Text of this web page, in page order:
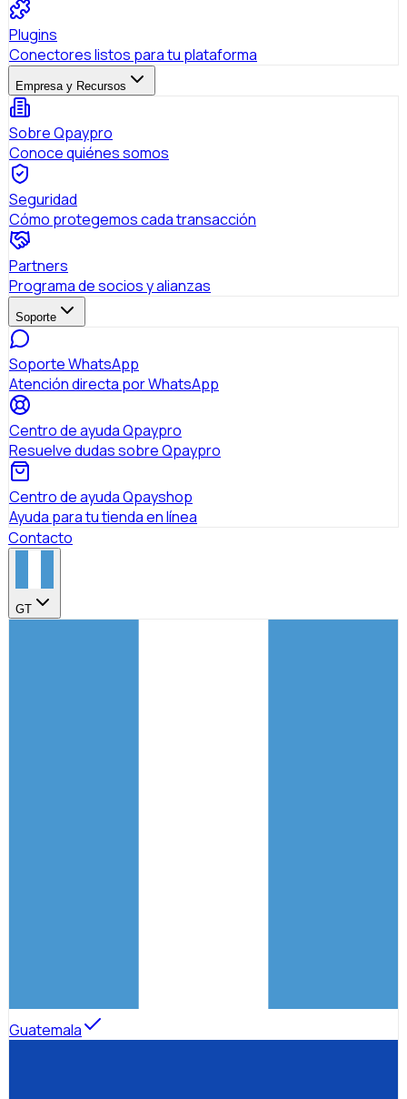
Plugins
Conectores listos para tu plataforma
Empresa y Recursos
Sobre Qpaypro
Conoce quiénes somos
Seguridad
Cómo protegemos cada transacción
Partners
Programa de socios y alianzas
Soporte
Soporte WhatsApp
Atención directa por WhatsApp
Centro de ayuda Qpaypro
Resuelve dudas sobre Qpaypro
Centro de ayuda Qpayshop
Ayuda para tu tienda en línea
Contacto
GT
Guatemala